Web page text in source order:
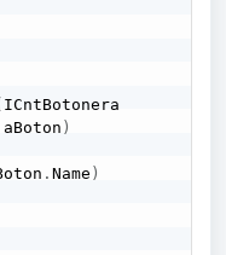
ICntBotonera
)
.Name )